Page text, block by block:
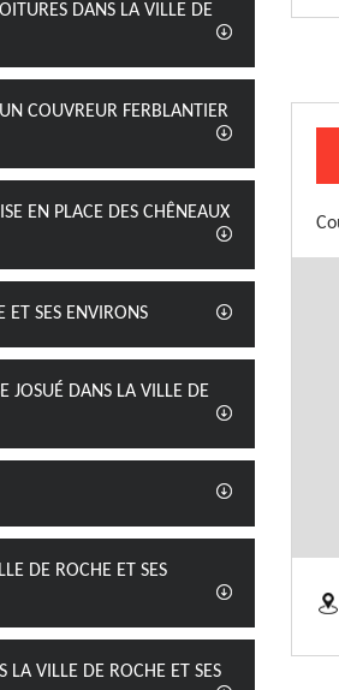
DANS LA VILLE DE
COUVREUR FERBLANTIER
EN PLACE DES CHÊNEAUX
ET SES ENVIRONS
JOSUÉ DANS LA VILLE DE
DE ROCHE ET SES
LA VILLE DE ROCHE ET SES